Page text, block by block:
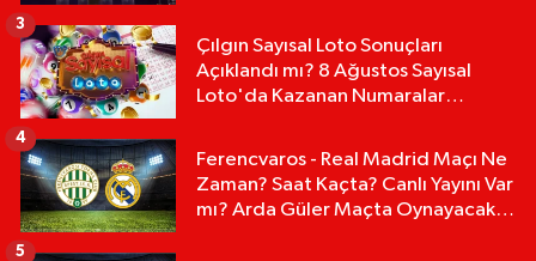
Çılgın Sayısal Loto Sonuçları
Açıklandı mı? 8 Ağustos Sayısal
Loto'da Kazanan Numaralar
3
Ferencvaros - Real Madrid Maçı Ne
Zaman? Saat Kaçta? Canlı Yayını Var
mı? Arda Güler Maçta Oynayacak
4
5